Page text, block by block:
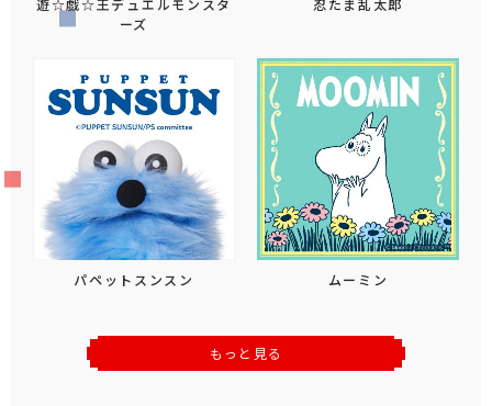
ーズ
パペットスンスン ムーミン
もっと見る